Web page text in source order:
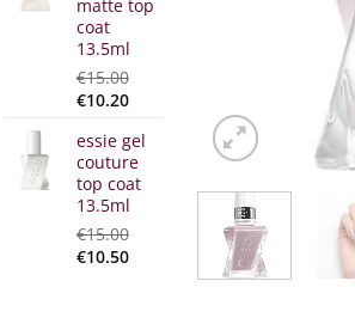
matte top
coat
13.5ml
€15.00
Original
was:
€15.00.
€10.20Η
τιμή
είναι:
€10.20.
essie gel
couture
top coat
13.5ml
€15.00
Original
€10.50Η
τρέχουσα